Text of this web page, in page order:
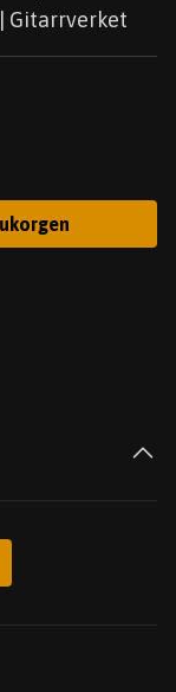
Gitarrverket